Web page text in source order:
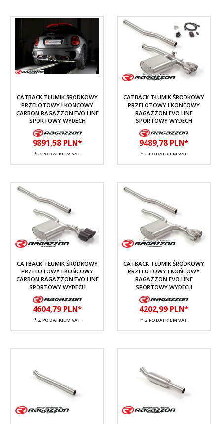
CATBACK TŁUMIK ŚRODKOWY
PRZELOTOWY I KOŃCOWY
CARBON RAGAZZON EVO LINE
SPORTOWY WYDECH
9891,58 PLN*
* Z PODATKIEM VAT
CATBACK TŁUMIK ŚRODKOWY
PRZELOTOWY I KOŃCOWY
RAGAZZON EVO LINE
SPORTOWY WYDECH
9489,78 PLN*
* Z PODATKIEM VAT
CATBACK TŁUMIK ŚRODKOWY
PRZELOTOWY I KOŃCOWY
CARBON RAGAZZON EVO LINE
SPORTOWY WYDECH
4604,79 PLN*
* Z PODATKIEM VAT
CATBACK TŁUMIK ŚRODKOWY
PRZELOTOWY I KOŃCOWY
RAGAZZON EVO LINE
SPORTOWY WYDECH
4202,99 PLN*
* Z PODATKIEM VAT